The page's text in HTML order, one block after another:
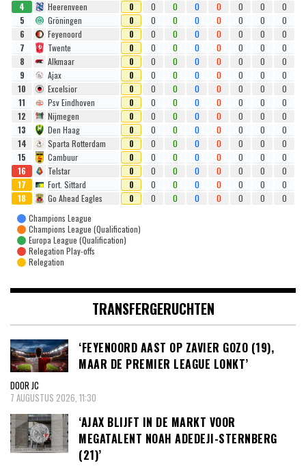
4 Heerenveen 0 0 0 0 0 0 0
0
5
Gröningen 0 0 0 0 0 0 0
0
6
Feyenoord 0 0 0 0 0 0 0
0
7
Twente 0 0 0 0 0 0 0
0
8
Alkmaar 0 0 0 0 0 0 0
0
9
Ajax 0 0 0 0 0 0 0
0
10
Excelsior 0 0 0 0 0 0 0
0
11
Psv Eindhoven 0 0 0 0 0 0 0
0
12
Nijmegen 0 0 0 0 0 0 0
0
13
Den Haag 0 0 0 0 0 0 0
0
14
Sparta Rotterdam 0 0 0 0 0 0 0
0
15
Cambuur 0 0 0 0 0 0 0
0
16
Telstar 0 0 0 0 0 0 0
0
17
Fort. Sittard 0 0 0 0 0 0 0
0
18
Go Ahead Eagles 0 0 0 0 0 0 0
0
Champions League
Champions League (Qualification)
Europa League (Qualification)
Relegation Play-offs
Relegation
TRANSFERGERUCHTEN
‘FEYENOORD AAST OP ZAVIER GOZO (19),
MAAR DE PREMIER LEAGUE LONKT’
DOOR JC
7 AUGUSTUS 2026, 11:30
‘AJAX BLIJFT IN DE MARKT VOOR
MEGATALENT NOAH ADEDEJI-STERNBERG
(21)’